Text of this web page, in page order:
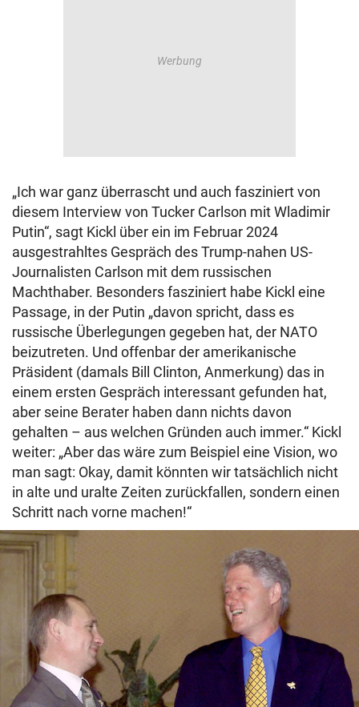
„Ich war ganz überrascht und auch fasziniert von
diesem Interview von Tucker Carlson mit Wladimir
Putin“, sagt Kickl über ein im Februar 2024
ausgestrahltes Gespräch des Trump-nahen US-
Journalisten Carlson mit dem russischen
Machthaber. Besonders fasziniert habe Kickl eine
Passage, in der Putin „davon spricht, dass es
russische Überlegungen gegeben hat, der NATO
beizutreten. Und offenbar der amerikanische
Präsident (damals Bill Clinton, Anmerkung) das in
einem ersten Gespräch interessant gefunden hat,
aber seine Berater haben dann nichts davon
gehalten – aus welchen Gründen auch immer.“ Kickl
weiter: „Aber das wäre zum Beispiel eine Vision, wo
man sagt: Okay, damit könnten wir tatsächlich nicht
in alte und uralte Zeiten zurückfallen, sondern einen
Schritt nach vorne machen!“